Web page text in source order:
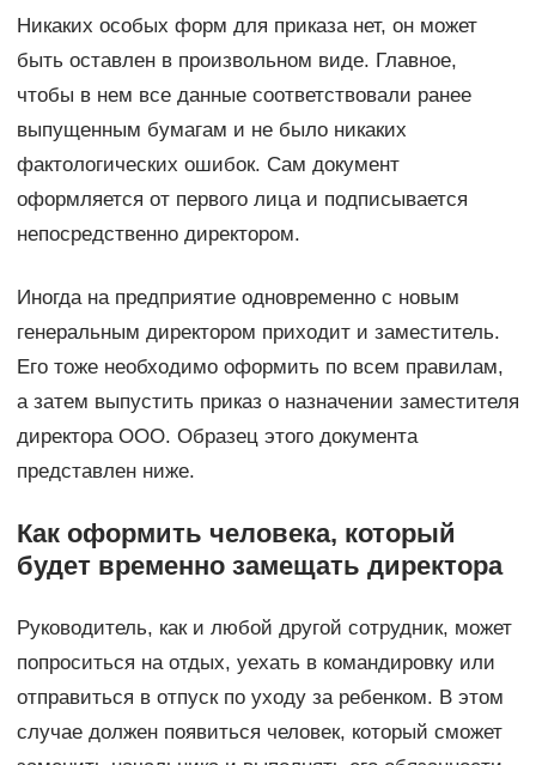
Никаких особых форм для приказа нет, он может
быть оставлен в произвольном виде. Главное,
чтобы в нем все данные соответствовали ранее
выпущенным бумагам и не было никаких
фактологических ошибок. Сам документ
оформляется от первого лица и подписывается
непосредственно директором.
Иногда на предприятие одновременно с новым
генеральным директором приходит и заместитель.
Его тоже необходимо оформить по всем правилам,
а затем выпустить приказ о назначении заместителя
директора ООО. Образец этого документа
представлен ниже.
Как оформить человека, который
будет временно замещать директора
Руководитель, как и любой другой сотрудник, может
попроситься на отдых, уехать в командировку или
отправиться в отпуск по уходу за ребенком. В этом
случае должен появиться человек, который сможет